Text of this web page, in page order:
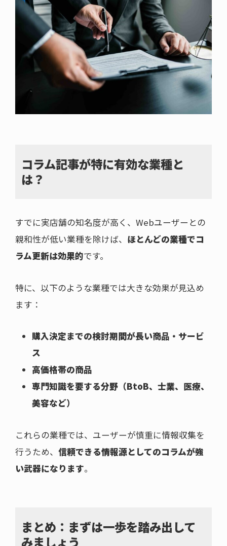
コラム記事が特に有効な業種と
は？
すでに実店舗の知名度が高く、Webユーザーとの
親和性が低い業種を除けば、 ほとんどの業種でコ
ラム更新は効果的です。
特に、以下のような業種では大きな効果が見込め
ます：
購入決定までの検討期間が長い商品・サービ
ス
高価格帯の商品
専門知識を要する分野（BtoB、士業、医療、
美容など）
これらの業種では、ユーザーが慎重に情報収集を
行うため、 信頼できる情報源としてのコラムが強
い武器になります。
まとめ：まずは一歩を踏み出して
みましょう